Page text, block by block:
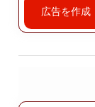
- トルコ最大
ル ウル ジャー
ルコ料理と各
広告を作成